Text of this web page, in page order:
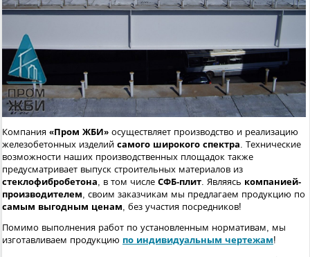
Компания «Пром ЖБИ» осуществляет производство и реализацию
железобетонных изделий самого широкого спектра. Технические
возможности наших производственных площадок также
предусматривает выпуск строительных материалов из
стеклофибробетона, в том числе СФБ-плит. Являясь компанией-
производителем, своим заказчикам мы предлагаем продукцию по
самым выгодным ценам, без участия посредников!
Помимо выполнения работ по установленным нормативам, мы
изготавливаем продукцию по индивидуальным чертежам!